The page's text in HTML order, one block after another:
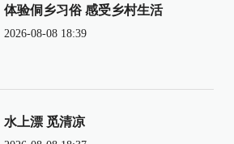
体验侗乡习俗 感受乡村生活
2026-08-08 18:39
水上漂 觅清凉